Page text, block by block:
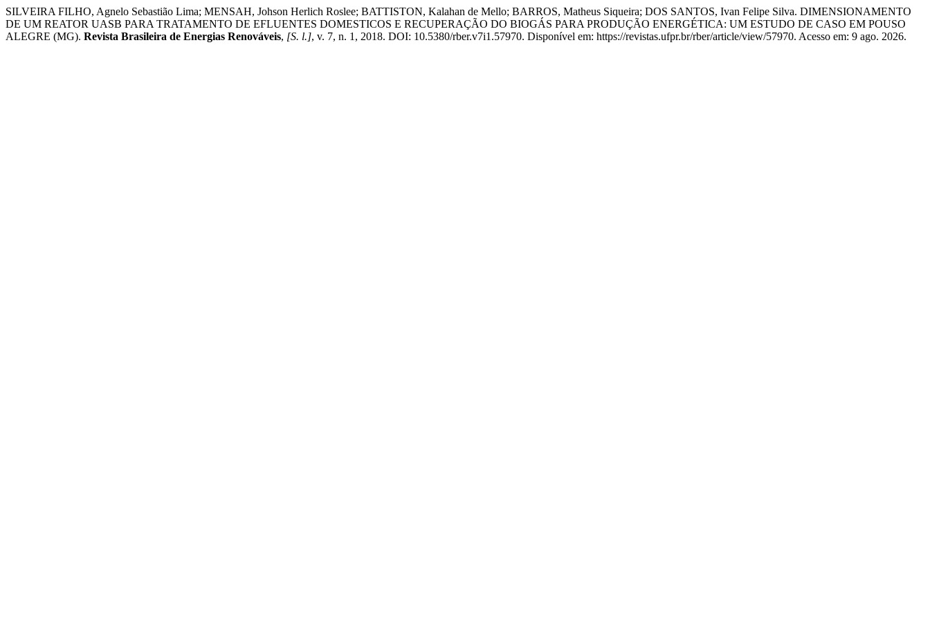
SILVEIRA FILHO, Agnelo Sebastião Lima; MENSAH, Johson Herlich Roslee; BATTISTON, Kalahan de Mello; BARROS, Matheus Siqueira; DOS SANTOS, Ivan Felipe Silva. DIMENSIONAMENTO
DE UM REATOR UASB PARA TRATAMENTO DE EFLUENTES DOMESTICOS E RECUPERAÇÃO DO BIOGÁS PARA PRODUÇÃO ENERGÉTICA: UM ESTUDO DE CASO EM POUSO
ALEGRE (MG). Revista Brasileira de Energias Renováveis, [S. l.], v. 7, n. 1, 2018. DOI: 10.5380/rber.v7i1.57970. Disponível em: https://revistas.ufpr.br/rber/article/view/57970. Acesso em: 9 ago. 2026.